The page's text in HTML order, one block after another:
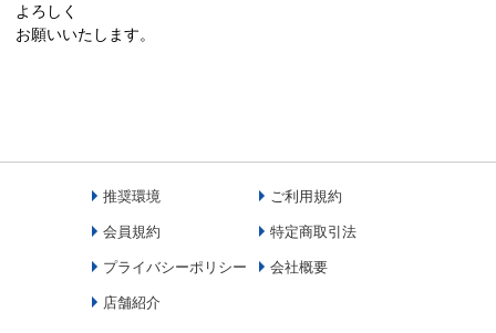
よろしく
お願いいたします。
推奨環境 ご利用規約
会員規約 特定商取引法
プライバシーポリシー 会社概要
店舗紹介